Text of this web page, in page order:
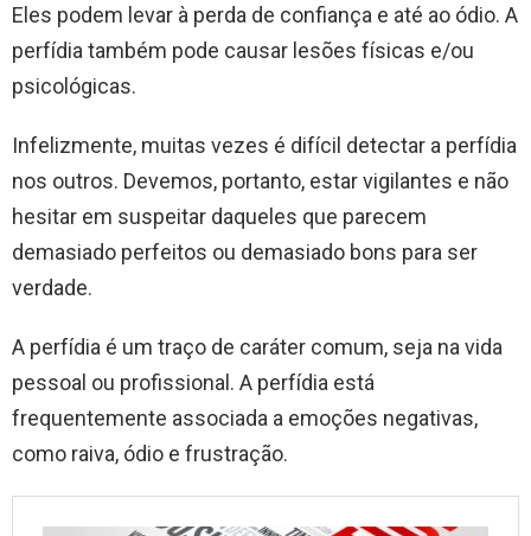
Eles podem levar à perda de confiança e até ao ódio. A
perfídia também pode causar lesões físicas e/ou
psicológicas.
Infelizmente, muitas vezes é difícil detectar a perfídia
nos outros. Devemos, portanto, estar vigilantes e não
hesitar em suspeitar daqueles que parecem
demasiado perfeitos ou demasiado bons para ser
verdade.
A perfídia é um traço de caráter comum, seja na vida
pessoal ou profissional. A perfídia está
frequentemente associada a emoções negativas,
como raiva, ódio e frustração.